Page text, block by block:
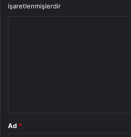
işaretlenmişlerdir
Ad *